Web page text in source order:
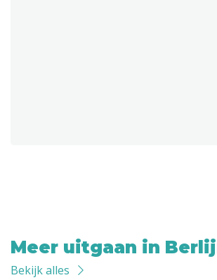
Meer uitgaan in
Bekijk alles